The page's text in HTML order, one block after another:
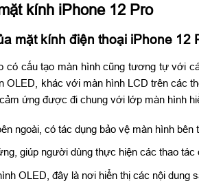
kính iPhone 12 Pro
mặt kính điện thoại iPhone 12
có cấu tạo màn hình cũng tương tự với
OLED, khác với màn hình LCD trên các
ứng được đi chung với lớp màn hình
ngoài, có tác dụng bảo vệ màn hình bên
giúp người dùng thực hiện các thao tác
OLED, đây là nơi hiển thị các nội dung